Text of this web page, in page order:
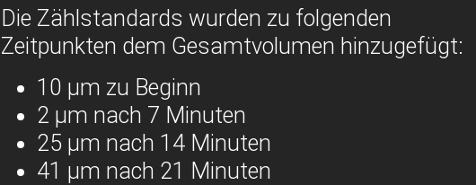
Die Zählstandards wurden zu folgenden
Zeitpunkten dem Gesamtvolumen hinzugefügt:
10 µm zu Beginn
2 µm nach 7 Minuten
25 µm nach 14 Minuten
41 µm nach 21 Minuten